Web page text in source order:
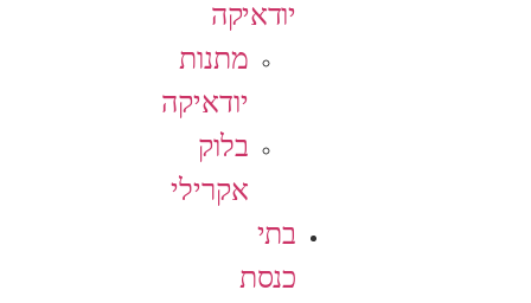
יודאיקה
מתנות
יודאיקה
בלוק
אקרילי
בתי
כנסת